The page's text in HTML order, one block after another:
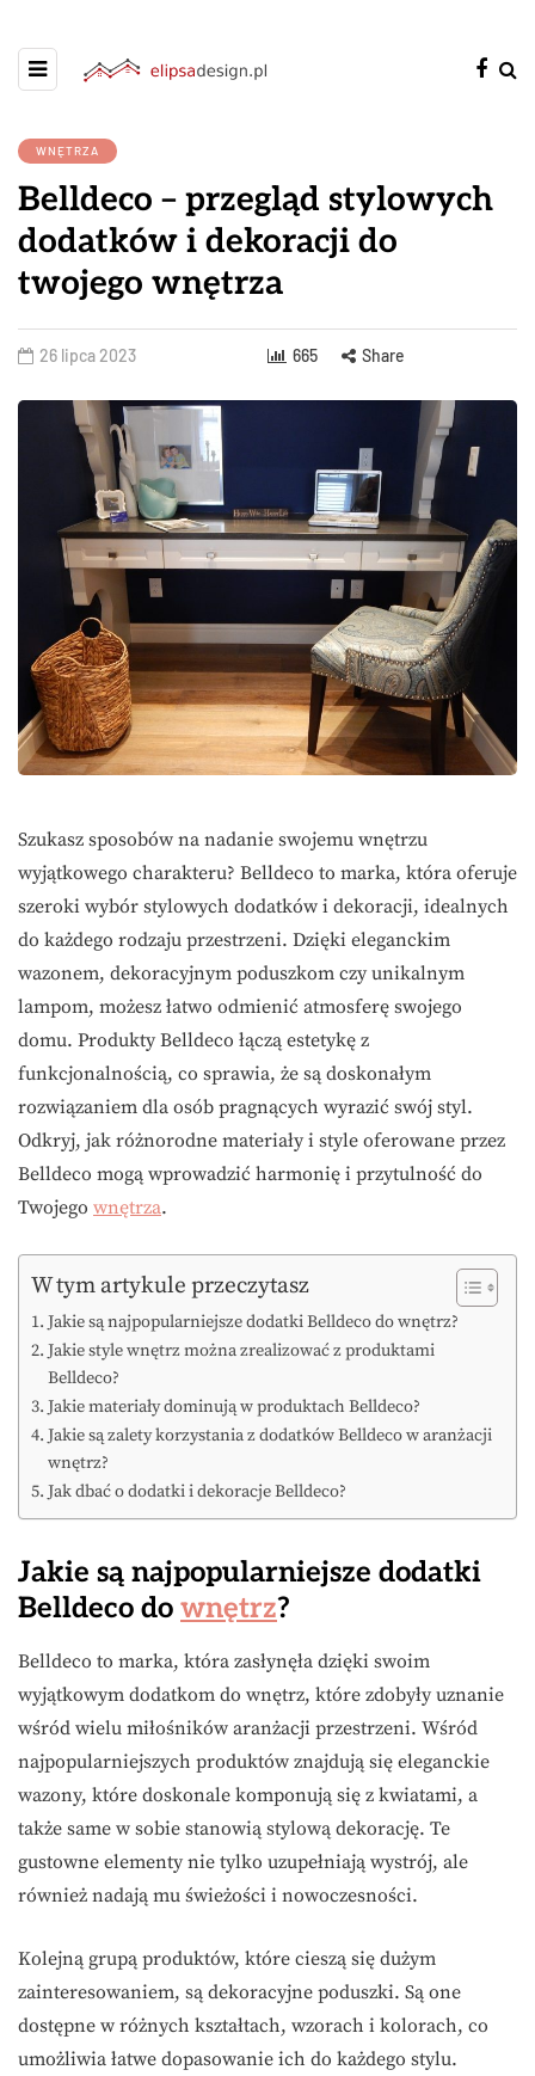
WNĘTRZA
Belldeco – przegląd stylowych
dodatków i dekoracji do
twojego wnętrza
26 lipca 2023 665 Share
Szukasz sposobów na nadanie swojemu wnętrzu
wyjątkowego charakteru? Belldeco to marka, która oferuje
szeroki wybór stylowych dodatków i dekoracji, idealnych
do każdego rodzaju przestrzeni. Dzięki eleganckim
wazonem, dekoracyjnym poduszkom czy unikalnym
lampom, możesz łatwo odmienić atmosferę swojego
domu. Produkty Belldeco łączą estetykę z
funkcjonalnością, co sprawia, że są doskonałym
rozwiązaniem dla osób pragnących wyrazić swój styl.
Odkryj, jak różnorodne materiały i style oferowane przez
Belldeco mogą wprowadzić harmonię i przytulność do
Twojego wnętrza.
W tym artykule przeczytasz
Jakie są najpopularniejsze dodatki Belldeco do wnętrz?
Jakie style wnętrz można zrealizować z produktami
Belldeco?
Jakie materiały dominują w produktach Belldeco?
Jakie są zalety korzystania z dodatków Belldeco w aranżacji
wnętrz?
Jak dbać o dodatki i dekoracje Belldeco?
Jakie są najpopularniejsze dodatki
Belldeco do wnętrz?
Belldeco to marka, która zasłynęła dzięki swoim
wyjątkowym dodatkom do wnętrz, które zdobyły uznanie
wśród wielu miłośników aranżacji przestrzeni. Wśród
najpopularniejszych produktów znajdują się eleganckie
wazony, które doskonale komponują się z kwiatami, a
także same w sobie stanowią stylową dekorację. Te
gustowne elementy nie tylko uzupełniają wystrój, ale
również nadają mu świeżości i nowoczesności.
Kolejną grupą produktów, które cieszą się dużym
zainteresowaniem, są dekoracyjne poduszki. Są one
dostępne w różnych kształtach, wzorach i kolorach, co
umożliwia łatwe dopasowanie ich do każdego stylu.